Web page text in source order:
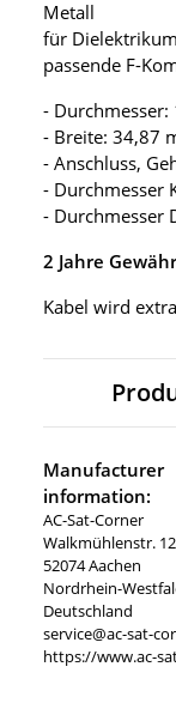
Metall
für
passende F-
-
- Breite: 34,87
- Anschluss,
- Durchmesser
- Durchmesser
2 Jahre
Kabel wird
Manufacturer
information:
AC-Sat-Corner
Walkmühlenstr.
52074 Aachen
Nordrhein-
Deutschland
service@ac-sat-
https://www.ac-